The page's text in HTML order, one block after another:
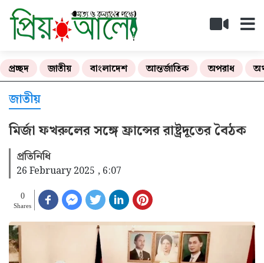
প্রচ্ছদ জাতীয় বাংলাদেশ আন্তর্জাতিক অপরাধ
জাতীয়
মির্জা ফখরুলের সঙ্গে ফ্রান্সের রাষ্ট্রদূতের বৈঠক
প্রতিনিধি
26 February 2025 , 6:07
0
Shares